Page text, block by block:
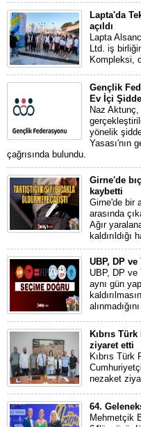
Lapta'da
açıldı
Lapta
Ltd. iş
Kompleksi,
Gençlik
Ev İçi
Naz Aktunç,
yönelik
Yasası'nın
çağrısında bulundu.
Girne'de
kaybetti
Girne'de bir
arasında
Ağır
kaldırıldığı
UBP, DP ve
UBP, DP ve
aynı gün
Kıbrıs
ziyaret etti
Kıbrıs Türk
nezaket
64.
Mehmetçik